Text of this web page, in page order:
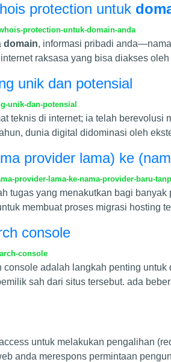
protection untuk
protection-untuk-domain-anda
domain, informasi pribadi
raksasa yang bisa diakses oleh
unik dan potensial
unik-dan-potensial
teknis di internet; ia telah berevolusi
dunia digital didominasi oleh
provider lama) ke
provider-lama-ke-nama-provider-baru-
tugas yang menakutkan bagi
membuat proses migrasi hosting
console
console
adalah langkah penting
sah dari situs tersebut. ada
untuk melakukan pengalihan
anda merespons permintaan